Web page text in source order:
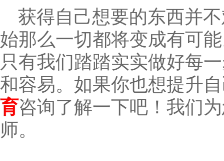
获得自己想要的东西并
始那么一切都将变成有可
只有我们踏踏实实做好每
和容易。如果你也想提升
育咨询了解一下吧！我们
师。